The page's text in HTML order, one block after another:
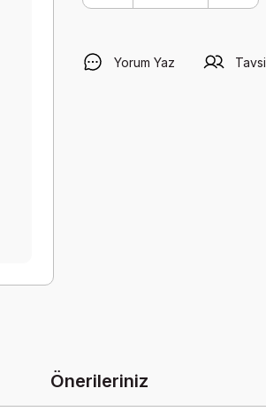
Yorum Yaz
Önerileriniz